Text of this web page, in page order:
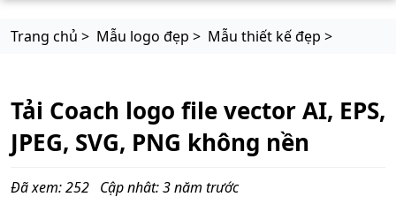
Trang chủ > Mẫu logo đẹp > Mẫu thiết kế đẹp >
Tải Coach logo file vector AI, EPS,
JPEG, SVG, PNG không nền
Đã xem: 252 Cập nhât: 3 năm trước